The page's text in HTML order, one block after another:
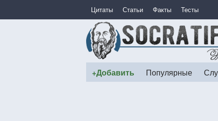
Цитаты Статьи Факты Тесты
+Добавить Популярные